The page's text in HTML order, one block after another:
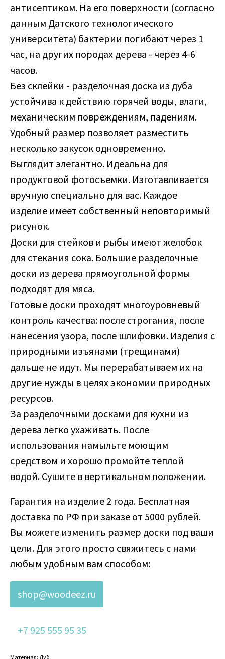
антисептиком. На его поверхности (согласно
данным Датского технологического
университета) бактерии погибают через 1
час, на других породах дерева - через 4-6
часов.
Без склейки - разделочная доска из дуба
устойчива к действию горячей воды, влаги,
механическим повреждениям, падениям.
Удобный размер позволяет разместить
несколько закусок одновременно.
Выглядит элегантно. Идеальна для
продуктовой фотосъемки. Изготавливается
вручную специально для вас. Каждое
изделие имеет собственный неповторимый
рисунок.
Доски для стейков и рыбы имеют желобок
для стекания сока. Большие разделочные
доски из дерева прямоугольной формы
подходят для мяса.
Готовые доски проходят многоуровневый
контроль качества: после строгания, после
нанесения узора, после шлифовки. Изделия с
природными изъянами (трещинами)
дальше не идут. Мы перерабатываем их на
другие нужды в целях экономии природных
ресурсов.
За разделочными досками для кухни из
дерева легко ухаживать. После
использования намыльте моющим
средством и хорошо промойте теплой
водой. Сушите в вертикальном положении.
Гарантия на изделие 2 года. Бесплатная
доставка по РФ при заказе от 5000 рублей.
Вы можете изменить размер доски под ваши
цели. Для этого просто свяжитесь с нами
любым удобным вам способом:
shop@woodeez.ru
+7 925 555 95 35
Материал: Дуб